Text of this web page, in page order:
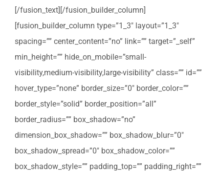
[/fusion_text][/fusion_builder_column]
[fusion_builder_column type=”1_3″ layout=”1_3″
spacing=”” center_content=”no” link=”” target=”_self”
min_height=”” hide_on_mobile=”small-
visibility,medium-visibility,large-visibility” class=”” id=””
hover_type=”none” border_size=”0″ border_color=””
border_style=”solid” border_position=”all”
border_radius=”” box_shadow=”no”
dimension_box_shadow=”” box_shadow_blur=”0″
box_shadow_spread=”0″ box_shadow_color=””
box_shadow_style=”” padding_top=”” padding_right=””